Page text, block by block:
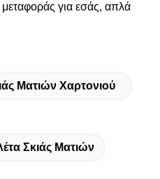
για εσάς, απλά
Ματιών Χαρτονιού
Σκιάς Ματιών